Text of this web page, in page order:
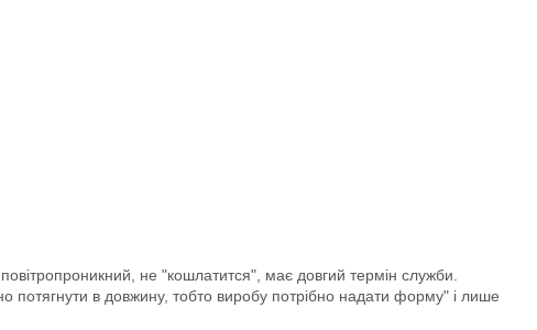
не "кошлатится", має довгий термін служби.
потягнути в довжину, тобто виробу потрібно надати форму" і лише